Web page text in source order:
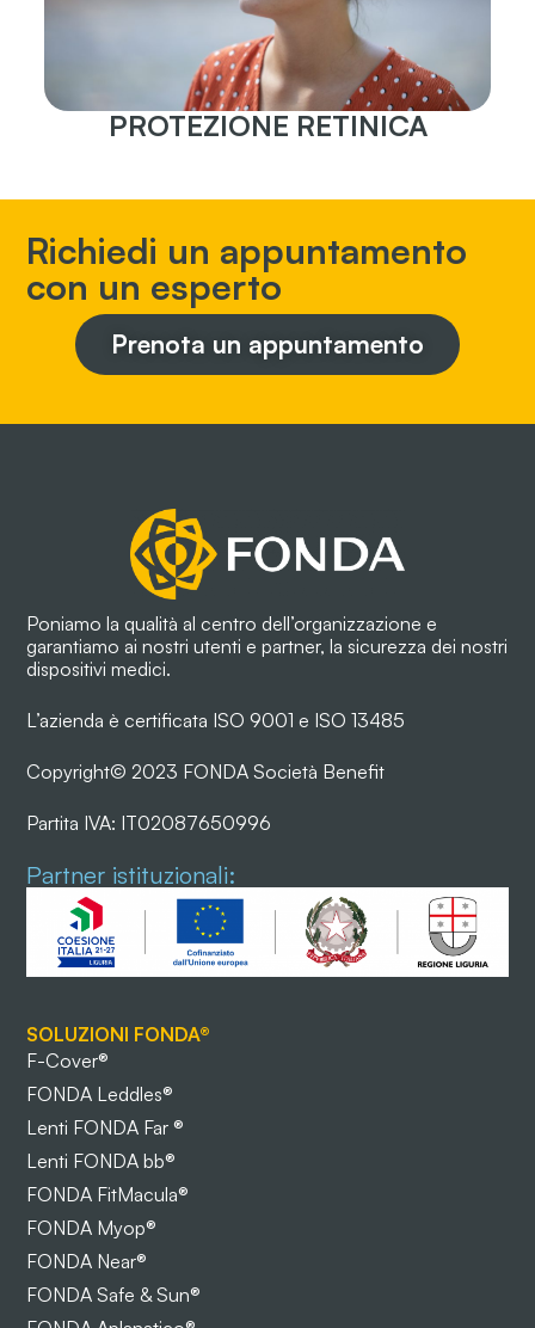
PROTEZIONE RETINICA
Richiedi un appuntamento
con un esperto
Prenota un appuntamento
Poniamo la qualità al centro dell’organizzazione e
garantiamo ai nostri utenti e partner, la sicurezza dei nostri
dispositivi medici.
L’azienda è certificata ISO 9001 e ISO 13485
Copyright© 2023 FONDA Società Benefit
Partita IVA: IT02087650996
Partner istituzionali:
SOLUZIONI FONDA®
F-Cover®
FONDA Leddles®
Lenti FONDA Far ®
Lenti FONDA bb®
FONDA FitMacula®
FONDA Myop®
FONDA Near®
FONDA Safe & Sun®